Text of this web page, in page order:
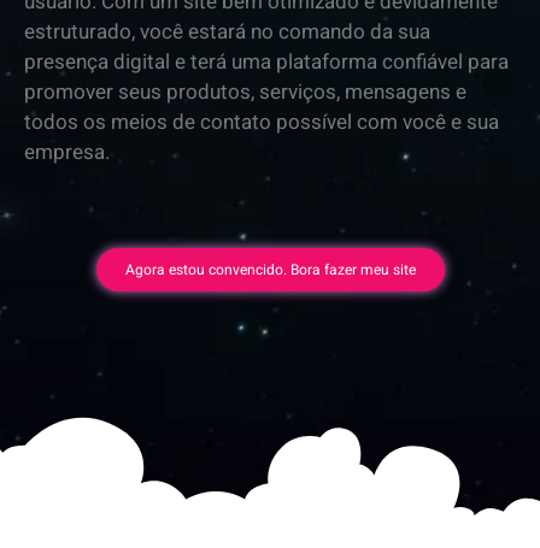
estruturado, você estará no comando da sua
presença digital e terá uma plataforma confiável para
promover seus produtos, serviços, mensagens e
todos os meios de contato possível com você e sua
empresa.
Agora estou convencido. Bora fazer meu site